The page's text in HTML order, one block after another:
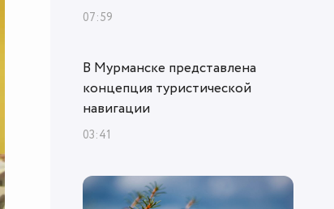
07:59
В Мурманске представлена
концепция туристической
навигации
03:41